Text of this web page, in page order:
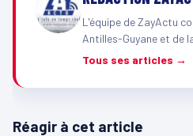
L'équipe de ZayActu
Antilles-Guyane et de
Tous ses articles →
Réagir à cet article